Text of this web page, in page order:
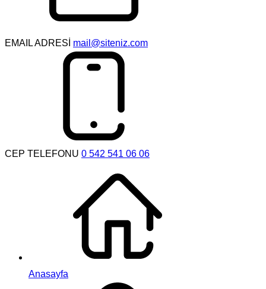
EMAIL ADRESİ mail@siteniz.com
CEP TELEFONU 0 542 541 06 06
Anasayfa